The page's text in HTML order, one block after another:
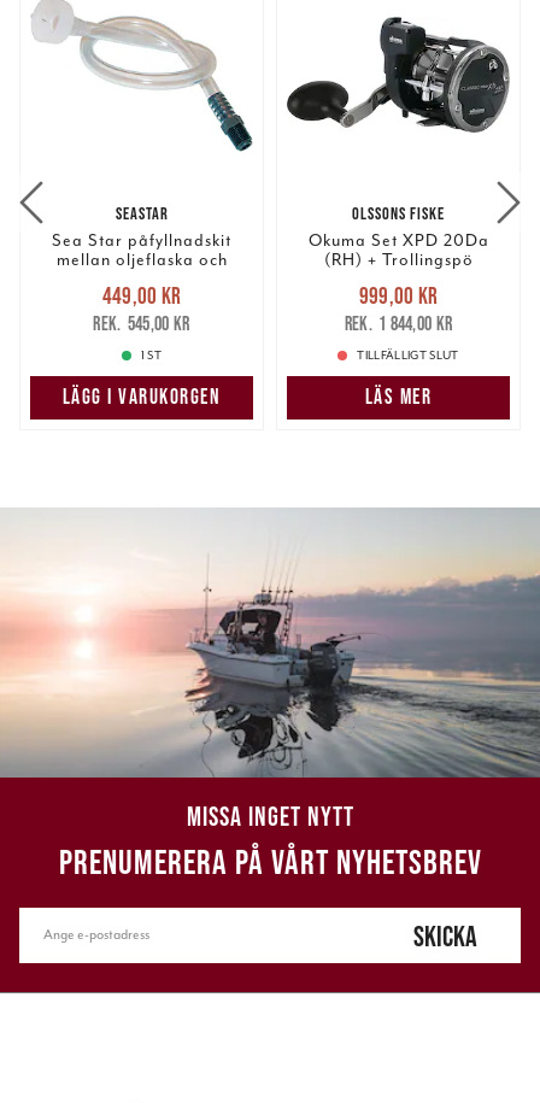
SEASTAR
Sea Star påfyllnadskit
mellan oljeflaska och
Nuvarande pris
449,00 krTidigare pris
545,00 kr
449,00 kr
545,00 kr
1 ST
LÄGG I VARUKORGEN
OLSSONS FISKE
Okuma Set XPD 20Da
(RH) + Trollingspö
Nuvarande pris
999,00 krTidigare pris
1 844,00 kr
999,00 kr
1 844,00 kr
TILLFÄLLIGT SLUT
LÄS MER
MISSA INGET NYTT
PRENUMERERA PÅ VÅRT NYHETSBREV
SKICKA